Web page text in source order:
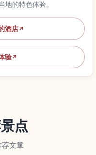
地的特色体验。
酒店↗
验↗
点
荐文章